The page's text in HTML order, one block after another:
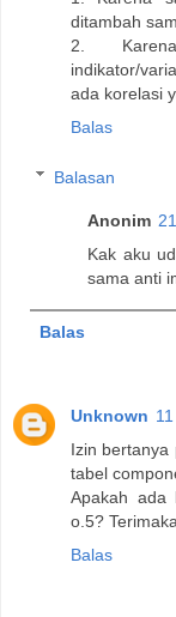
ditambah
2.
indikator/
ada korelasi
Balas
Balasan
Anonim
Kak aku
sama anti
Balas
Unknown
Izin bertanya
tabel
Apakah ada
o.5?
Balas